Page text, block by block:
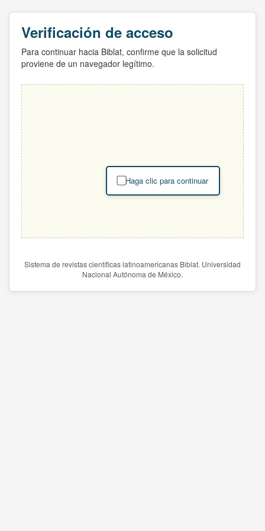
Verificación de acceso
Para continuar hacia Biblat, confirme que la solicitud
proviene de un navegador legítimo.
Haga clic para continuar
Sistema de revistas científicas latinoamericanas Biblat. Universidad
Nacional Autónoma de México.